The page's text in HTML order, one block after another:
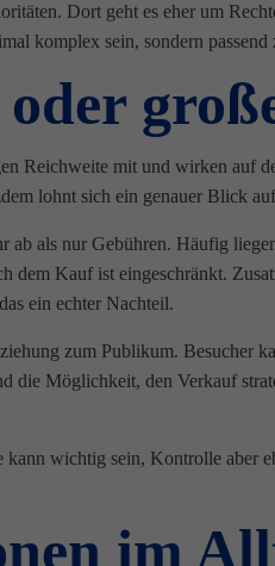
Dort geht es eher um
komplex sein, sondern passend
oder
Reichweite mit und wirken auf
lohnt sich ein genauer Blick
ab als nur Gebühren. Häufig
dem Kauf ist eingeschränkt.
ein echter Nachteil.
zum Publikum. Besucher
die Möglichkeit, den Verkauf
wichtig sein, Kontrolle aber
im